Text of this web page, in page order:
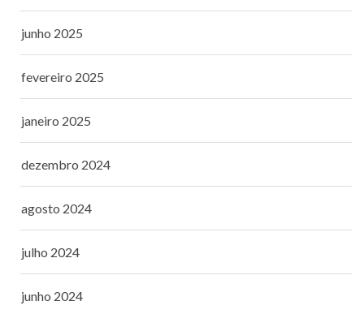
junho 2025
fevereiro 2025
janeiro 2025
dezembro 2024
agosto 2024
julho 2024
junho 2024